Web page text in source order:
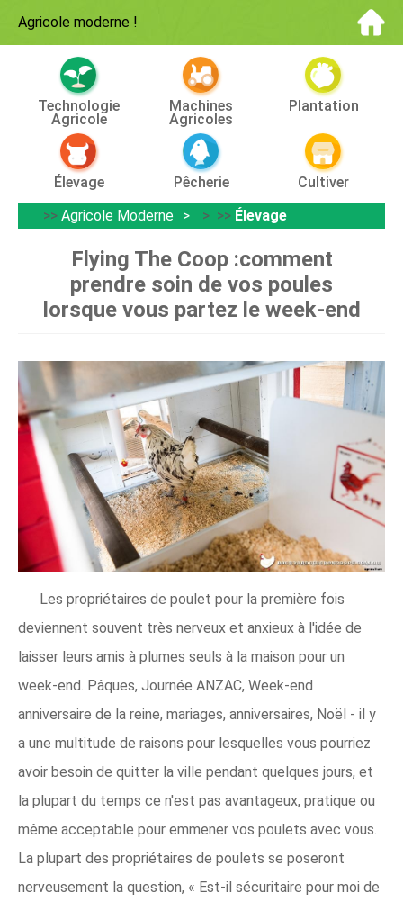
Agricole moderne !
Technologie
Agricole
Machines
Agricoles
Plantation
Élevage Pêcherie
Cultiver
>> Agricole Moderne > >> Élevage
Flying The Coop :comment
prendre soin de vos poules
lorsque vous partez le week-end
Les propriétaires de poulet pour la première fois
deviennent souvent très nerveux et anxieux à l'idée de
laisser leurs amis à plumes seuls à la maison pour un
week-end. Pâques, Journée ANZAC, Week-end
anniversaire de la reine, mariages, anniversaires, Noël - il y
a une multitude de raisons pour lesquelles vous pourriez
avoir besoin de quitter la ville pendant quelques jours, et
la plupart du temps ce n'est pas avantageux, pratique ou
même acceptable pour emmener vos poulets avec vous.
La plupart des propriétaires de poulets se poseront
nerveusement la question, « Est-il sécuritaire pour moi de